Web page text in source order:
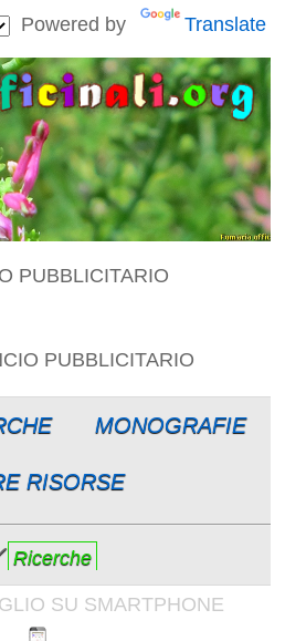
Powered by Translate
PUBBLICITARIO
PUBBLICITARIO
MONOGRAFIE
RISORSE
Ricerche
SU SMARTPHONE